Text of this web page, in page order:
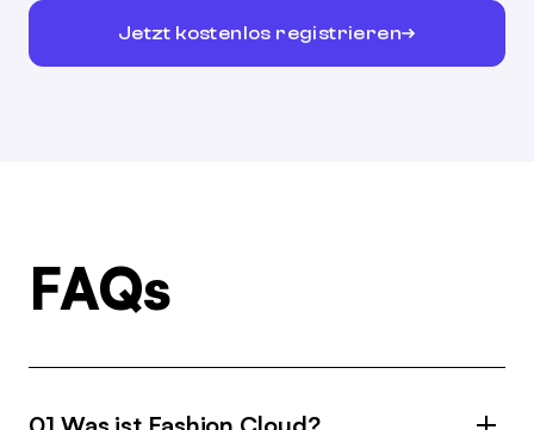
Jetzt kostenlos registrieren
FAQs